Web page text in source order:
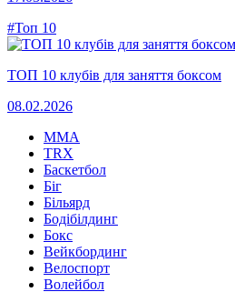
#Топ 10
ТОП 10 клубів для заняття боксом
08.02.2026
MMA
TRX
Баскетбол
Біг
Більярд
Бодібілдинг
Бокс
Вейкбординг
Велоспорт
Волейбол